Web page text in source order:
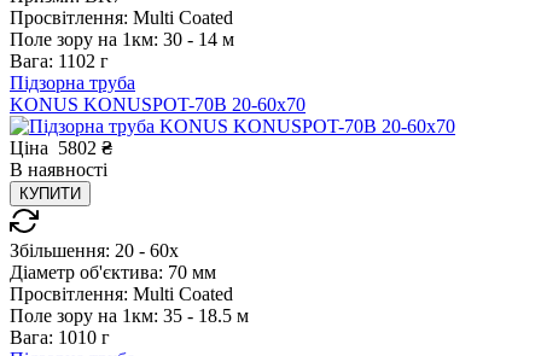
Просвітлення: Multi Coated
Поле зору на 1км: 30 - 14 м
Вага: 1102 г
Підзорна труба
KONUS KONUSPOT-70B 20-60x70
Ціна 5802 ₴
В наявності
КУПИТИ
Збільшення: 20 - 60x
Діаметр об'єктива: 70 мм
Просвітлення: Multi Coated
Поле зору на 1км: 35 - 18.5 м
Вага: 1010 г